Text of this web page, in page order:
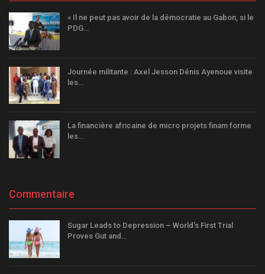
« Il ne peut pas avoir de la démocratie au Gabon, si le
PDG…
Journée militante : Axel Jesson Dénis Ayenoue visite
les…
La financière africaine de micro projets finam forme
les…
Commentaire
Sugar Leads to Depression – World’s First Trial
Proves Gut and…